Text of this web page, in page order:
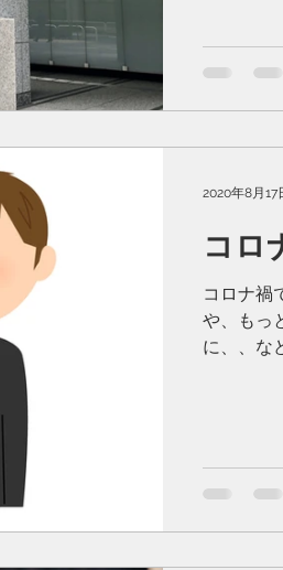
コロ
コロナ禍
や、もっ
に、、な
2020年8月17